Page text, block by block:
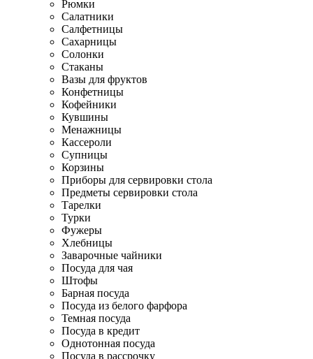
Рюмки
Салатники
Салфетницы
Сахарницы
Солонки
Стаканы
Вазы для фруктов
Конфетницы
Кофейники
Кувшины
Менажницы
Кассероли
Супницы
Корзины
Приборы для сервировки стола
Предметы сервировки стола
Тарелки
Турки
Фужеры
Хлебницы
Заварочные чайники
Посуда для чая
Штофы
Барная посуда
Посуда из белого фарфора
Темная посуда
Посуда в кредит
Однотонная посуда
Посуда в рассрочку